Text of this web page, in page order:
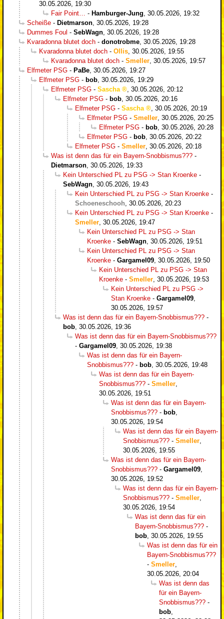
30.05.2026, 19:30
Fair Point…
- Hamburger-Jung 30.05.2026, 19:32
Scheiße - Dietmarson 30.05.2026, 19:28
Dummes Foul - SebWagn 30.05.2026, 19:28
Kvaradonna blutet doch - donotrobme 30.05.2026, 19:28
Kvaradonna blutet doch - Ollis 30.05.2026, 19:55
Kvaradonna blutet doch - Smeller 30.05.2026, 19:57
Elfmeter PSG - PaBe 30.05.2026, 19:27
Elfmeter PSG - bob 30.05.2026, 19:29
Elfmeter PSG - Sascha
30.05.2026, 20:12
Elfmeter PSG - bob 30.05.2026, 20:16
Elfmeter PSG - Sascha
30.05.2026, 20:19
Elfmeter PSG - Smeller 30.05.2026, 20:25
Elfmeter PSG - bob 30.05.2026, 20:28
Elfmeter PSG - bob 30.05.2026, 20:22
Elfmeter PSG - Smeller 30.05.2026, 20:18
Was ist denn das für ein Bayern-Snobbismus??? -
Dietmarson 30.05.2026, 19:33
Kein Unterschied PL zu PSG -> Stan Kroenke -
SebWagn 30.05.2026, 19:43
Kein Unterschied PL zu PSG -> Stan Kroenke -
Schoeneschooh 30.05.2026, 20:23
Kein Unterschied PL zu PSG -> Stan Kroenke -
Smeller 30.05.2026, 19:47
Kein Unterschied PL zu PSG -> Stan
Kroenke - SebWagn 30.05.2026, 19:51
Kein Unterschied PL zu PSG -> Stan
Kroenke - Gargamel09 30.05.2026, 19:50
Kein Unterschied PL zu PSG -> Stan
Kroenke - Smeller 30.05.2026, 19:53
Kein Unterschied PL zu PSG ->
Stan Kroenke - Gargamel09
30.05.2026, 19:57
Was ist denn das für ein Bayern-Snobbismus??? -
bob 30.05.2026, 19:36
Was ist denn das für ein Bayern-Snobbismus???
- Gargamel09 30.05.2026, 19:38
Was ist denn das für ein Bayern-
Snobbismus??? - bob 30.05.2026, 19:48
Was ist denn das für ein Bayern-
Snobbismus??? - Smeller
30.05.2026, 19:51
Was ist denn das für ein Bayern-
Snobbismus??? - bob
30.05.2026, 19:54
Was ist denn das für ein Bayern-
Snobbismus??? - Smeller
30.05.2026, 19:55
Was ist denn das für ein Bayern-
Snobbismus??? - Gargamel09
30.05.2026, 19:52
Was ist denn das für ein Bayern-
Snobbismus??? - Smeller
30.05.2026, 19:54
Was ist denn das für ein
Bayern-Snobbismus??? -
bob 30.05.2026, 19:55
Was ist denn das für ein
Bayern-Snobbismus???
- Smeller
30.05.2026, 20:04
Was ist denn das
für ein Bayern-
Snobbismus??? -
bob